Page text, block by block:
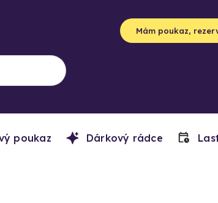
Mám poukaz,
poukaz Dárkový rádce